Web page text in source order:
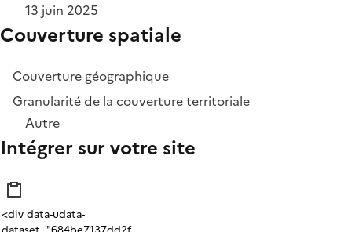
13 juin 2025
Couverture spatiale
Couverture géographique
Granularité de la couverture territoriale
Autre
Intégrer sur votre site